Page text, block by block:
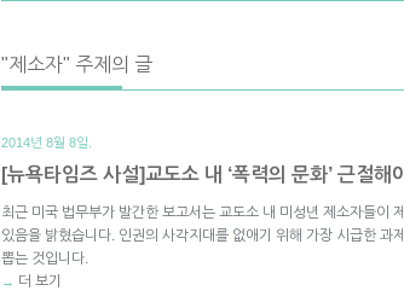
"제소자" 주제의 글
2014년 8월 8일.
[뉴욕타임즈 사설]교도소 내 ‘폭력의 문화’ 근절해
최근 미국 법무부가 발간한 보고서는 교도소 내 미성년 제소자들이
있음을 밝혔습니다. 인권의 사각지대를 없애기 위해 가장 시급한 과
뽑는 것입니다.
→ 더 보기